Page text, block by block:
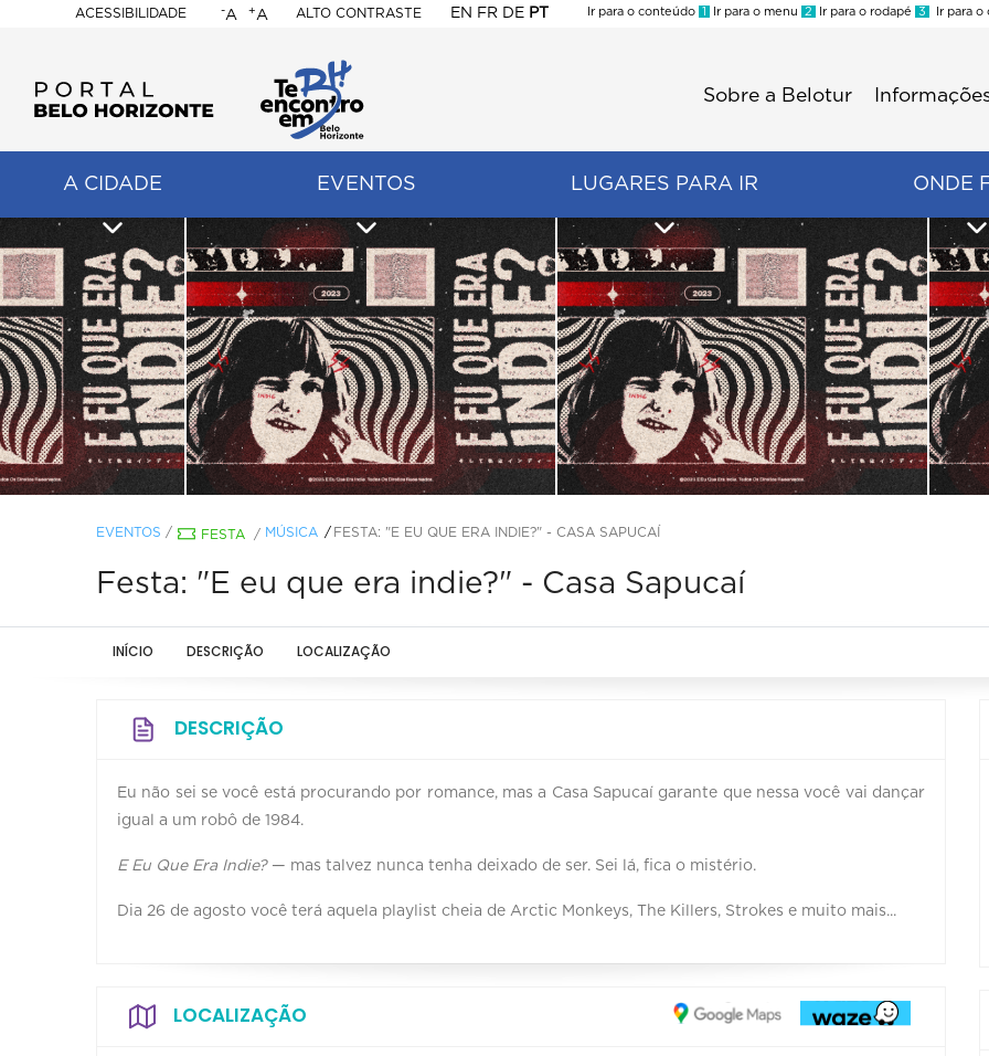
ACESSIBILIDADE
BELO
HORIZONTE
-A +A ALTO CONTRASTE EN FR DE PT
Ir para o conteúdo 1 Ir para o menu 2 Ir para o rodapé 3 Ir para o
Sobre a Belotur
A CIDADE EVENTOS LUGARES PARA IR ONDE
EVENTOS / FESTA / MÚSICA FESTA: "E EU QUE ERA INDIE?" - CASA SAPUCAÍ
Festa: "E eu que era indie?" - Casa Sapucaí
INÍCIO DESCRIÇÃO LOCALIZAÇÃO
DESCRIÇÃO
Eu não sei se você está procurando por romance, mas a Casa Sapucaí garante que nessa você vai dançar
igual a um robô de 1984.
E Eu Que Era Indie?— mas talvez nunca tenha deixado de ser. Sei lá, fica o mistério.
Dia 26 de agosto você terá aquela playlist cheia de Arctic Monkeys, The Killers, Strokes e muito mais...
LOCALIZAÇÃO